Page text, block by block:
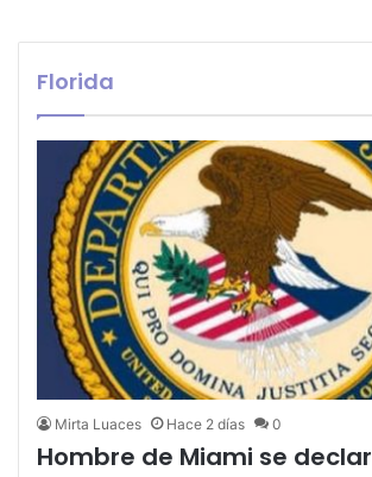
Florida
Mirta Luaces Hace 2 días 0
Hombre de Miami se